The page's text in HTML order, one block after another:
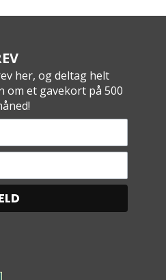
her, og deltag helt
et gavekort på 500